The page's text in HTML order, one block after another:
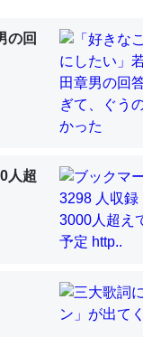
らコオロギのカルシウ
ないのか」に関する新仮説
不利だから両方が拮抗
ミグモ）はカルシウム
の回
人超